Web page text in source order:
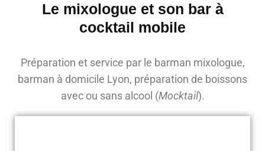
Le mixologue et son bar à
cocktail mobile
Préparation et service par le barman mixologue,
barman à domicile Lyon, préparation de boissons
avec ou sans alcool (Mocktail).